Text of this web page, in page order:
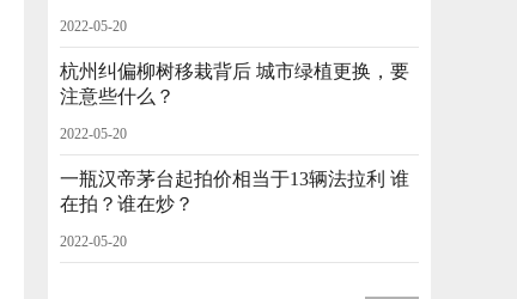
2022-05-20
杭州纠偏柳树移栽背后 城市绿植更换，要
注意些什么？
2022-05-20
一瓶汉帝茅台起拍价相当于13辆法拉利 谁
在拍？谁在炒？
2022-05-20